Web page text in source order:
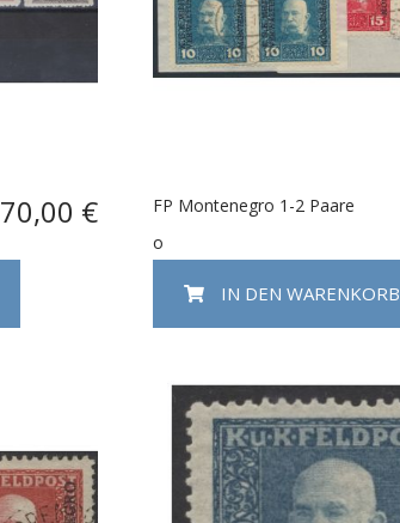
70,00 € FP Montenegro 1-2 Paare
o
IN DEN WARENKORB